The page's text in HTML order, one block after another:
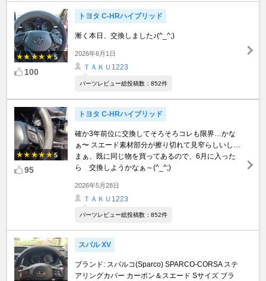
5
100
トヨタ C-HRハイブリッド
漸く本日、交換しました♪(^_^;)
2026年6月1日
ＴＡＫＵ1223
パーツレビュー総投稿数：852件
5
95
トヨタ C-HRハイブリッド
確か3年前位に交換してそろそろコレも限界…かな
ぁ〜 スエード素材部分が擦り切れて見窄らしいし…
まぁ、既に同じ物を買ってあるので、6月に入った
ら゙交換しようかなぁ～(^_^;)
2026年5月28日
ＴＡＫＵ1223
パーツレビュー総投稿数：852件
スバル XV
ブランド: スパルコ(Sparco) SPARCO-CORSA ステ
アリングカバー カーボン＆スエード Sサイズ ブラ